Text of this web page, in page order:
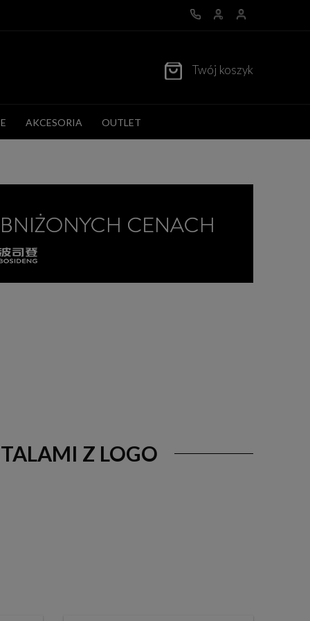
Twój koszyk
AKCESORIA OUTLET
Z LOGO